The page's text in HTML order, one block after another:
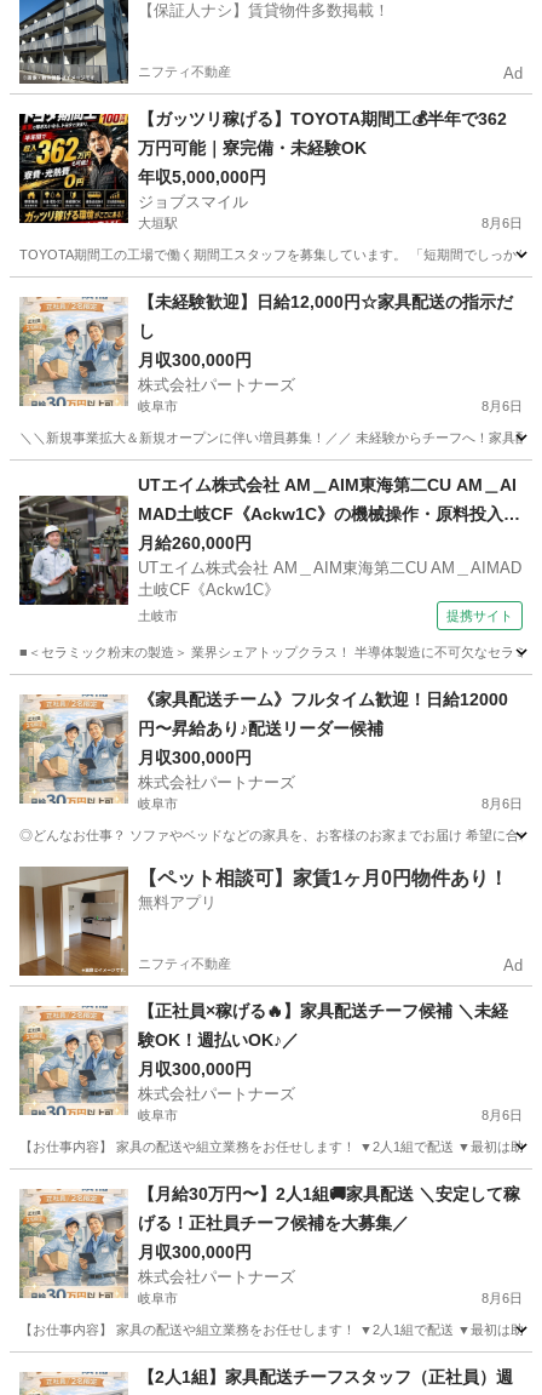
【保証人ナシ】賃貸物件多数掲載！
ニフティ不動産 Ad
【ガッツリ稼げる】TOYOTA期間工💰半年で362
万円可能｜寮完備・未経験OK
年収5,000,000円
ジョブスマイル
大垣駅 8月6日
TOYOTA期間工の工場で働く期間工スタッフを募集しています。 「短期間でしっ
大垣駅 工場 未経験
【未経験歓迎】日給12,000円☆家具配送の指示だ
し
月収300,000円
株式会社パートナーズ
岐阜市 8月6日
＼＼新規事業拡大＆新規オープンに伴い増員募集！／／ 未経験からチーフへ！家具
未経験
UTエイム株式会社 AM＿AIM東海第二CU AM＿AI
MAD土岐CF《Ackw1C》の機械操作・原料投入・
検査・梱包 【週払い】
月給260,000円
UTエイム株式会社 AM＿AIM東海第二CU AM＿AIMAD
土岐CF《Ackw1C》
土岐市 提携サイト
■＜セラミック粉末の製造＞ 業界シェアトップクラス！ 半導体製造に不可欠なセラミ
工場
《家具配送チーム》フルタイム歓迎！日給12000
円〜昇給あり♪配送リーダー候補
月収300,000円
株式会社パートナーズ
岐阜市 8月6日
◎どんなお仕事？ ソファやベッドなどの家具を、お客様のお家までお届け 希望に合
岐阜市 配送 未経験
【ペット相談可】家賃1ヶ月0円物件あり！
無料アプリ
ニフティ不動産 Ad
【正社員×稼げる🔥】家具配送チーフ候補 ＼未経
験OK！週払いOK♪／
月収300,000円
株式会社パートナーズ
岐阜市 8月6日
【お仕事内容】 家具の配送や組立業務をお任せします！ ▼2人1組で配送 ▼最初は
配送
【月給30万円〜】2人1組🚚家具配送 ＼安定して稼
げる！正社員チーフ候補を大募集／
月収300,000円
株式会社パートナーズ
岐阜市 8月6日
【お仕事内容】 家具の配送や組立業務をお任せします！ ▼2人1組で配送 ▼最初は
配送 未経験
【2人1組】家具配送チーフスタッフ（正社員）週